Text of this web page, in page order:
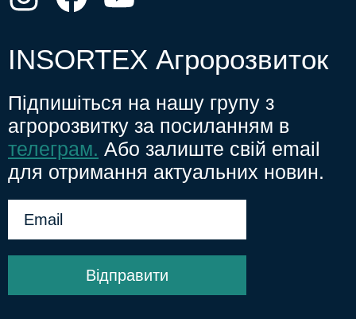
INSORTEX Агророзвиток
Підпишіться на нашу групу з
агророзвитку за посиланням в
телеграм. Або залиште свій email
для отримання актуальних новин.
Відправити